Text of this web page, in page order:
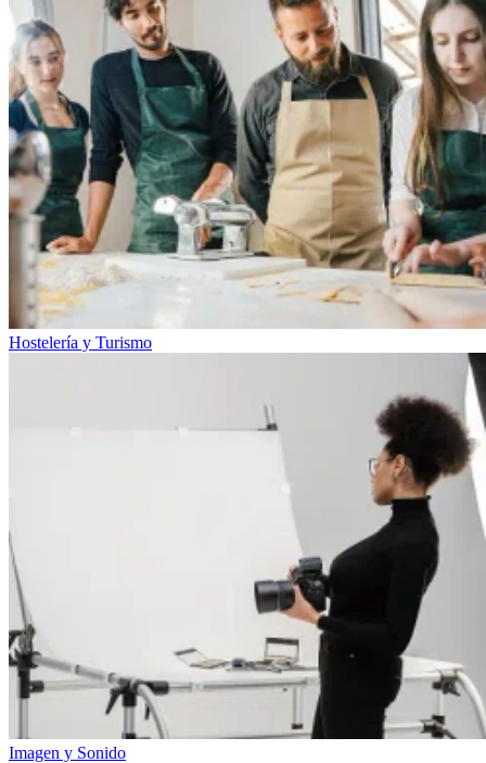
Hostelería y Turismo
Imagen y Sonido